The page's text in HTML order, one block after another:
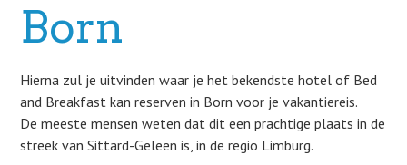
Born
Hierna zul je uitvinden waar je het bekendste hotel of Bed
and Breakfast kan reserven in Born voor je vakantiereis.
De meeste mensen weten dat dit een prachtige plaats in de
streek van Sittard-Geleen is, in de regio Limburg.